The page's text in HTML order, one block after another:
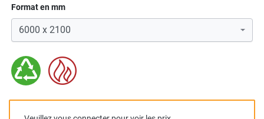
Format en mm